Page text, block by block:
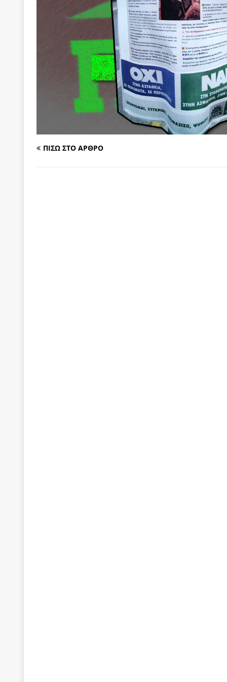
[ 6 Αυγούστου 2026 ] Δόμνα Μιχαηλίδου:
[ 6 Αυγούστου 2026 ] Η δημοκρατία της
[ 6 Αυγούστου 2026 ] Σπρώχνουμε τη ζωή μας…
[ 5 Αυγούστου 2026 ] Κυριάκος Μητσοτάκης:
[ 4 Αυγούστου 2026 ] Θα ανήκεις όπου ανήκει το
[ 4 Αυγούστου 2026 ] Η γενεαλογία του
ΠΑΡΕΜΒΑΣΕΙΣ
Εφημερίδα «Εστία»: Όταν η
ΠΙΣΩ ΣΤΟ ΑΡΘΡΟ